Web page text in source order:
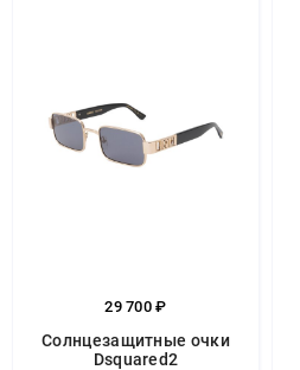
29 700 ₽
Солнцезащитные очки
Dsquared2